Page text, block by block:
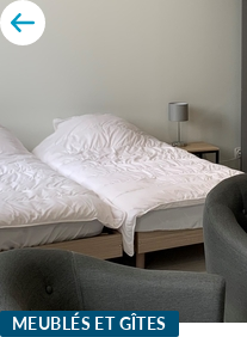
MEUBLÉS ET GÎTES